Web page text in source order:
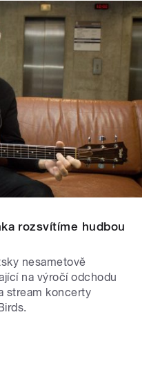
rozsvítíme hudbou
nesametově
na výročí odchodu
stream koncerty